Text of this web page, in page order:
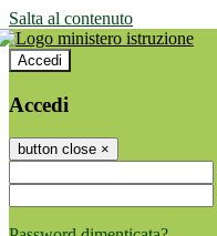
Salta al contenuto
Accedi
Accedi
button close ×